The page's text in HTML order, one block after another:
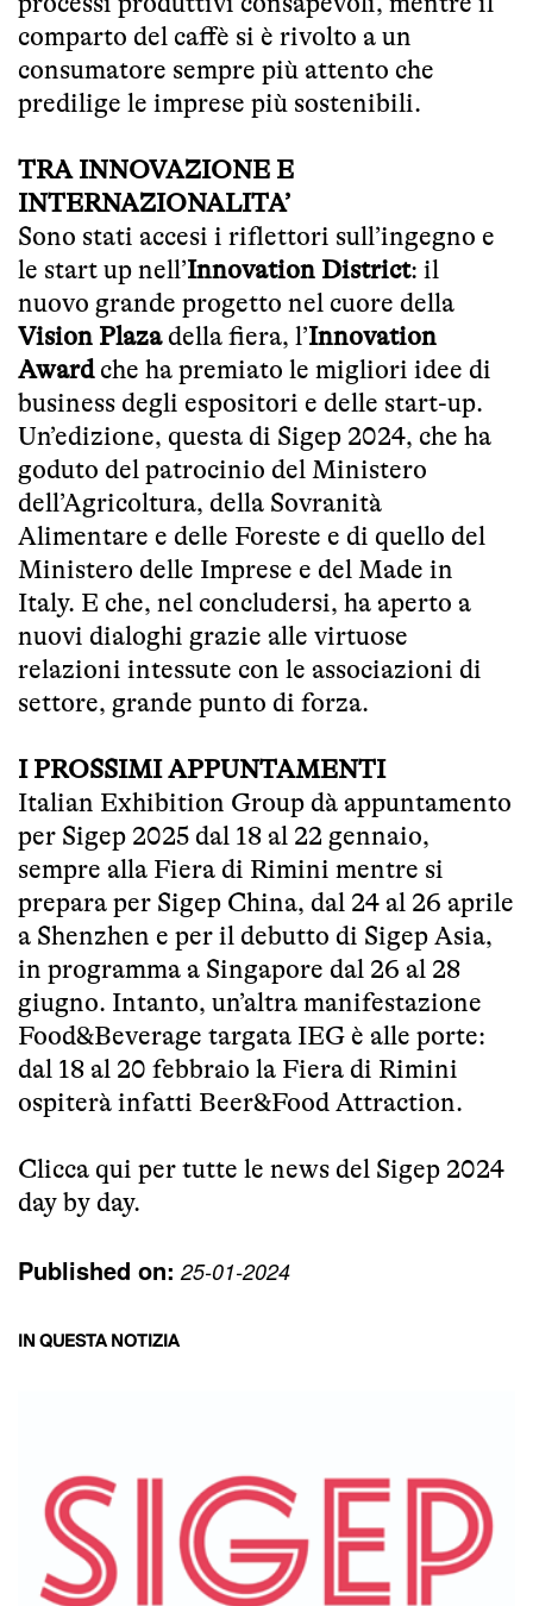
comparto del caffè si è rivolto a un
consumatore sempre più attento che
predilige le imprese più sostenibili.
TRA INNOVAZIONE E
INTERNAZIONALITA’
Sono stati accesi i riflettori sull’ingegno e
le start up nell’Innovation District: il
nuovo grande progetto nel cuore della
Vision Plazadella fiera, l’Innovation
Awardche ha premiato le migliori idee di
business degli espositori e delle start-up.
Un’edizione, questa di Sigep 2024, che ha
goduto del patrocinio del Ministero
dell’Agricoltura, della Sovranità
Alimentare e delle Foreste e di quello del
Ministero delle Imprese e del Made in
Italy. E che, nel concludersi, ha aperto a
nuovi dialoghi grazie alle virtuose
relazioni intessute con le associazioni di
settore, grande punto di forza.
I PROSSIMI APPUNTAMENTI
Italian Exhibition Group dà appuntamento
per Sigep 2025 dal 18 al 22 gennaio,
sempre alla Fiera di Rimini mentre si
prepara per Sigep China, dal 24 al 26 aprile
a Shenzhen e per il debutto di Sigep Asia,
in programma a Singapore dal 26 al 28
giugno. Intanto, un’altra manifestazione
Food&Beverage targata IEG è alle porte:
dal 18 al 20 febbraio la Fiera di Rimini
ospiterà infatti Beer&Food Attraction.
Clicca qui per tutte le news del Sigep 2024
day by day.
Published on: 25-01-2024
IN QUESTA NOTIZIA